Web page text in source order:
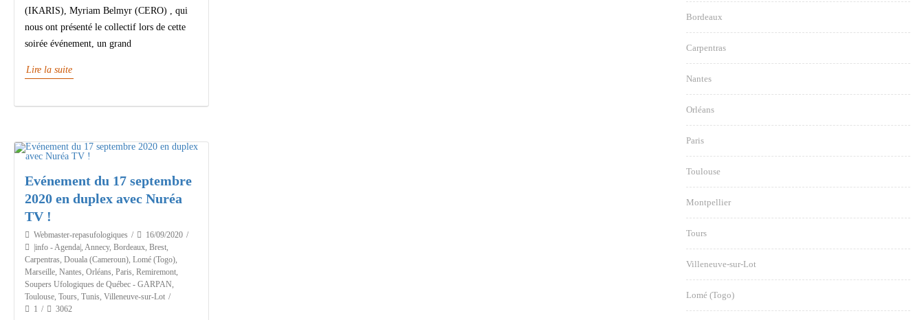
(IKARIS), Myriam Belmyr (CERO) , qui
nous ont présenté le collectif lors de cette
soirée événement, un grand
Lire la suite
Evénement du 17 septembre
2020 en duplex avec Nuréa
TV !
Webmaster-repasufologiques
16/09/2020
|info - Agenda|, Annecy, Bordeaux, Brest,
Carpentras, Douala (Cameroun), Lomé (Togo),
Marseille, Nantes, Orléans, Paris, Remiremont,
Soupers Ufologiques de Québec - GARPAN,
Toulouse, Tours, Tunis, Villeneuve-sur-Lot
1
3062
Bordeaux
Carpentras
Nantes
Orléans
Paris
Toulouse
Montpellier
Tours
Villeneuve-sur-Lot
Lomé (Togo)